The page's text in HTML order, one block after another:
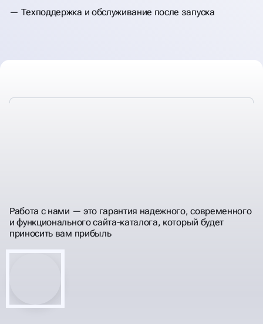
Техподдержка и обслуживание после запуска
ДЛЯ РОСТА ВАШЕГО
БИЗНЕСА
Работа с нами — это гарантия надежного, современного
и функционального сайта-каталога, который будет
приносить вам прибыль